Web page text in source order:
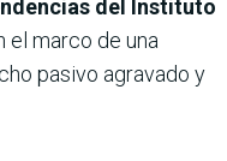
del Instituto
el marco de una
pasivo agravado y